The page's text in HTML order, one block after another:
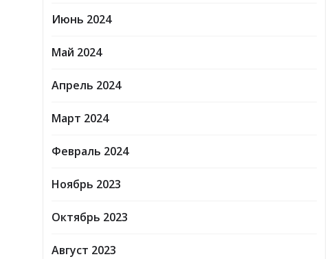
Июнь 2024
Май 2024
Апрель 2024
Март 2024
Февраль 2024
Ноябрь 2023
Октябрь 2023
Август 2023